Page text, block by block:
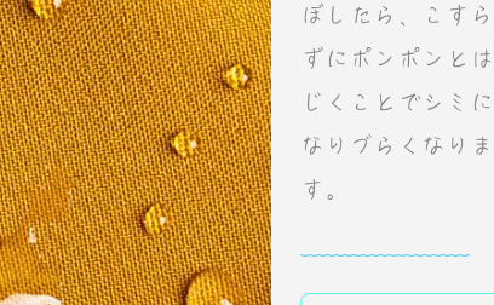
ぼしたら、こすら
ずにポンポンとは
じくことでシミに
なりづらくなりま
す。